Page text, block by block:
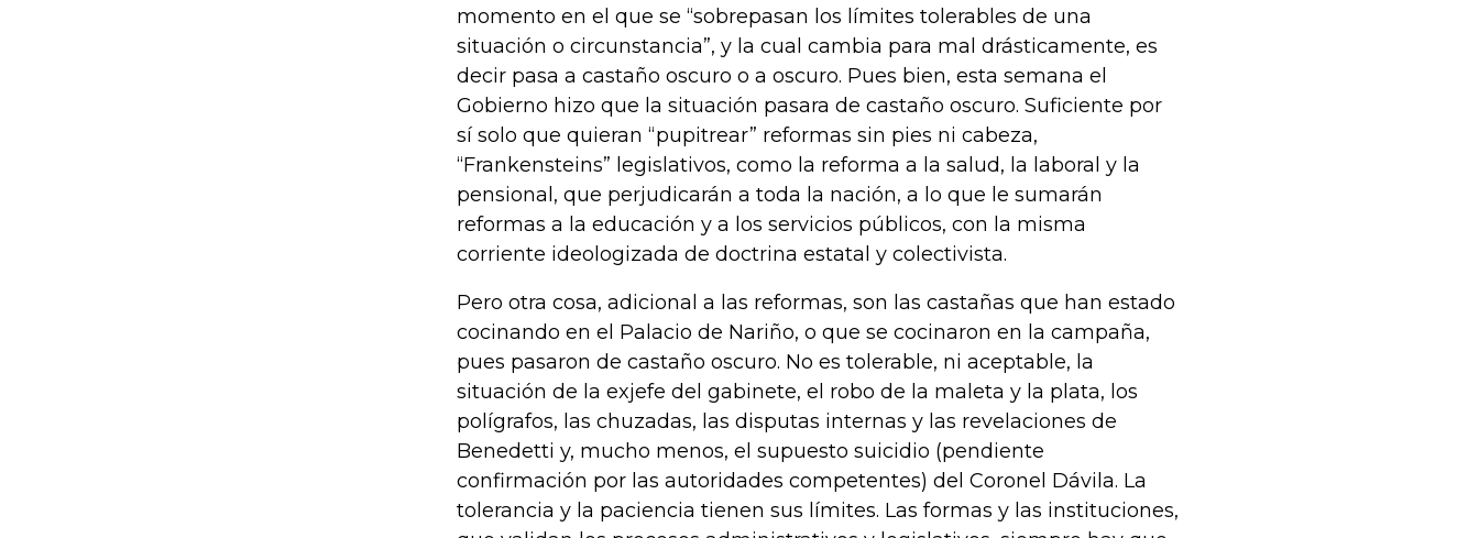
momento en el que se “sobrepasan los límites tolerables de una
situación o circunstancia”, y la cual cambia para mal drásticamente, es
decir pasa a castaño oscuro o a oscuro. Pues bien, esta semana el
Gobierno hizo que la situación pasara de castaño oscuro. Suficiente por
sí solo que quieran “pupitrear” reformas sin pies ni cabeza,
“Frankensteins” legislativos, como la reforma a la salud, la laboral y la
pensional, que perjudicarán a toda la nación, a lo que le sumarán
reformas a la educación y a los servicios públicos, con la misma
corriente ideologizada de doctrina estatal y colectivista.
Pero otra cosa, adicional a las reformas, son las castañas que han estado
cocinando en el Palacio de Nariño, o que se cocinaron en la campaña,
pues pasaron de castaño oscuro. No es tolerable, ni aceptable, la
situación de la exjefe del gabinete, el robo de la maleta y la plata, los
polígrafos, las chuzadas, las disputas internas y las revelaciones de
Benedetti y, mucho menos, el supuesto suicidio (pendiente
confirmación por las autoridades competentes) del Coronel Dávila. La
tolerancia y la paciencia tienen sus límites. Las formas y las instituciones,